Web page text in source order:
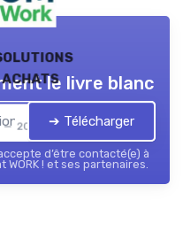
— 2026
le livre blanc
➔ Télécharger
d’être contacté(e) à
WORK ! et ses partenaires.